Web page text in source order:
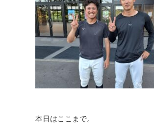
本日はここまで。